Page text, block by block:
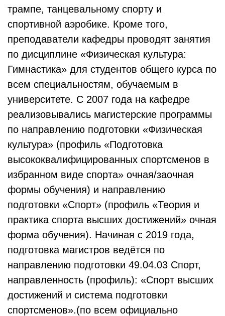
трампе, танцевальному спорту и
спортивной аэробике. Кроме того,
преподаватели кафедры проводят занятия
по дисциплине «Физическая культура:
Гимнастика» для студентов общего курса по
всем специальностям, обучаемым в
университете. С 2007 года на кафедре
реализовывались магистерские программы
по направлению подготовки «Физическая
культура» (профиль «Подготовка
высококвалифицированных спортсменов в
избранном виде спорта» очная/заочная
формы обучения) и направлению
подготовки «Спорт» (профиль «Теория и
практика спорта высших достижений» очная
форма обучения). Начиная с 2019 года,
подготовка магистров ведётся по
направлению подготовки 49.04.03 Спорт,
направленность (профиль): «Спорт высших
достижений и система подготовки
спортсменов».(по всем официально